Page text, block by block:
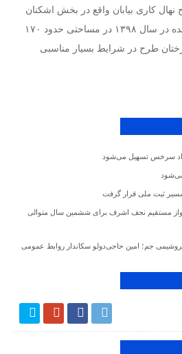
کاری بیابان واقع در بخش اشکنان
نیز بازدید کردند.طرح یاد شده در سال ۱۳۹۸ در مساحتی حدود ۱۷۰
طرح در شرایط بسیار مناسبی
سرخس تسهیل می‌شود
مستقیم نجف اشرف برای ششمین سال متوالی
جم؛ امین حاجی‌دولو سکاندار روابط عمومی